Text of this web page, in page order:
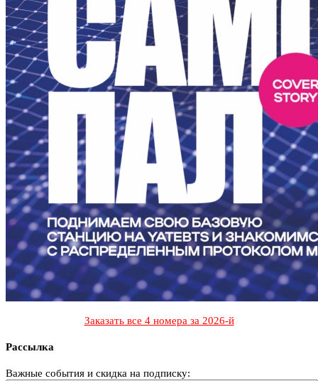
Заказать все 4 номера за 2026-й
Рассылка
Важные события и скидка на подписку: